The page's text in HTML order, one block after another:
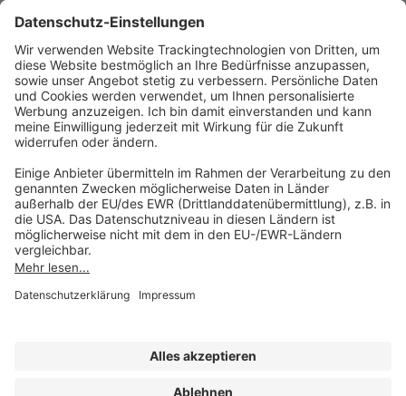
service@forum-verlag.com
Mo-Do 07:30 - 17:00 Uhr
Fr 07:30 - 15:00 Uhr
Unsere Marken
Folgen Sie uns
Impressum
Datenschutz